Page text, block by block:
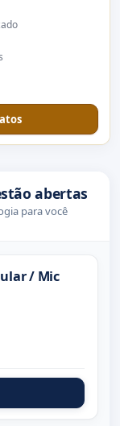
abertas
para você
/ Mic